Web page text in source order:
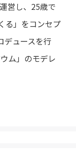
営し、25歳で
る」をコンセプ
デュースを行
ム」のモデレ